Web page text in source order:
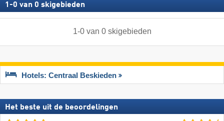
1 -0 van 0 skigebieden
1-0van 0 skigebieden
Hotels: Centraal Beskieden
Het beste uit de beoordelingen